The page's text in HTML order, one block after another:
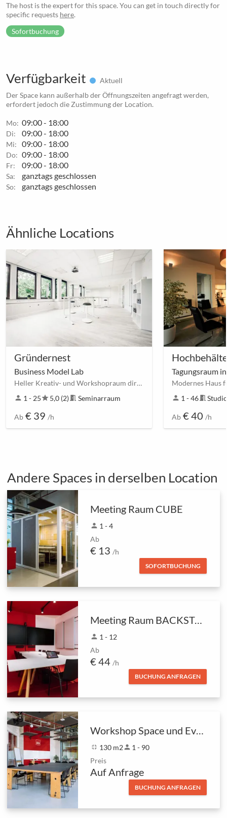
The host is the expert for this space. You can get in touch directly for
specific requests here.
Sofortbuchung
Verfügbarkeit
Aktuell
Der Space kann außerhalb der Öffnungszeiten angefragt werden,
erfordert jedoch die Zustimmung der Location.
Mo: 09:00 - 18:00
Di: 09:00 - 18:00
Mi: 09:00 - 18:00
Do: 09:00 - 18:00
Fr: 09:00 - 18:00
Sa: ganztags geschlossen
So: ganztags geschlossen
Ähnliche Locations
Gründernest
Business Model Lab
Heller Kreativ- und Workshopraum direkt am "Großen Garten" mit vielen Extras
person 1 - 25star5,0 (2) meeting_room Seminarraum
Ab € 39 /h
Tagungsraum
person 1 - 46meeting_room
Ab € 40 /h
Andere Spaces in derselben Location
Meeting Raum CUBE
person 1 - 4
Ab
€ 13 /h
SOFORTBUCHUNG
Meeting Raum BACKSTAGE
person 1 - 12
Ab
€ 44 /h
BUCHUNG ANFRAGEN
Workshop Space und Eventfläche
fullscreen_exit 130 m2person 1 - 90
Preis
Auf Anfrage
BUCHUNG ANFRAGEN